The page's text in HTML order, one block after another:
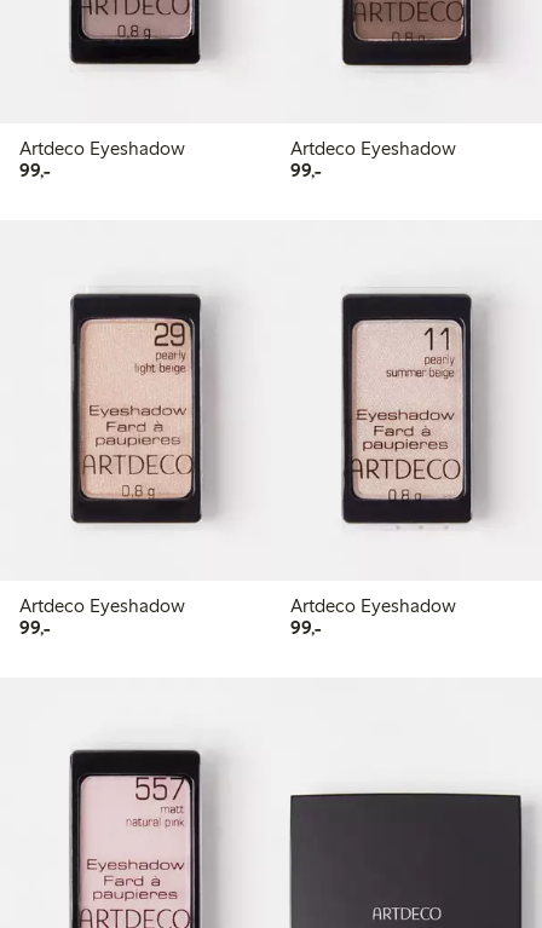
Artdeco Eyeshadow
99,-99,00 kr
Artdeco Eyeshadow
99,-99,00 kr
Artdeco Eyeshadow
99,-99,00 kr
Artdeco Eyeshadow
99,-99,00 kr